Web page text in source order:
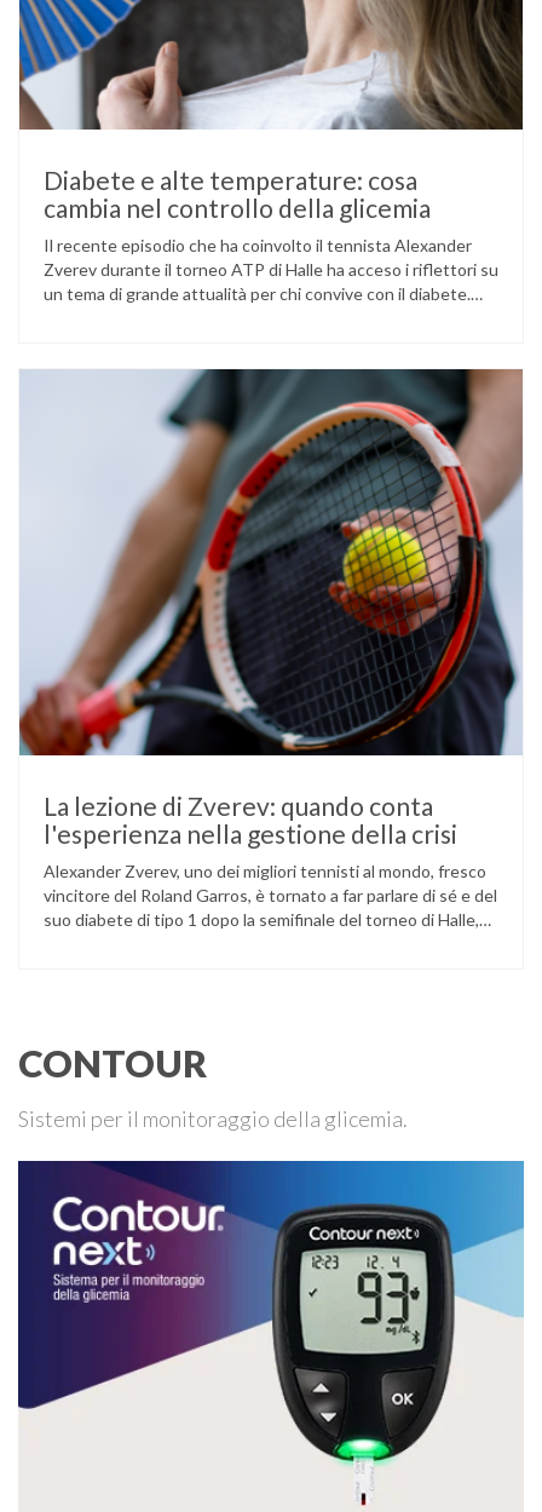
Diabete e alte temperature: cosa
cambia nel controllo della glicemia
Il recente episodio che ha coinvolto il tennista Alexander
Zverev durante il torneo ATP di Halle ha acceso i riflettori su
un tema di grande attualità per chi convive con il diabete.
glucosio lo aveva portato …
La lezione di Zverev: quando conta
l'esperienza nella gestione della crisi
Alexander Zverev, uno dei migliori tennisti al mondo, fresco
vincitore del Roland Garros, è tornato a far parlare di sé e del
suo diabete di tipo 1 dopo la semifinale del torneo di Halle,
CONTOUR
Sistemi per il monitoraggio della glicemia.